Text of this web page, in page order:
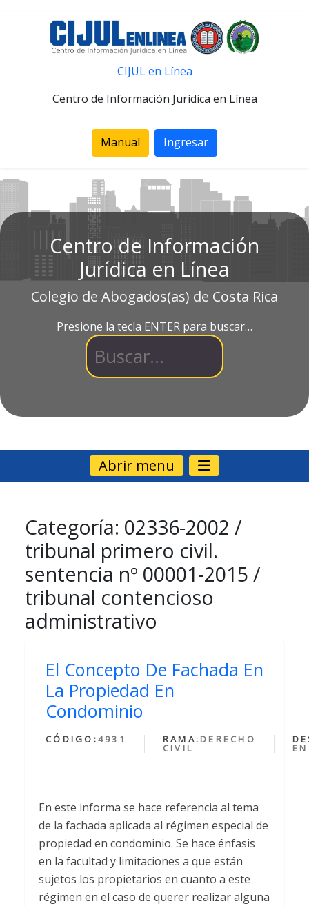
CIJUL en Línea
Centro de Información Jurídica en Línea
Manual Ingresar
Centro de Información
Jurídica en Línea
Colegio de Abogados(as) de Costa Rica
Presione la tecla ENTER para buscar…
Abrir menu
Categoría: 02336-2002 /
tribunal primero civil.
sentencia nº 00001-2015 /
tribunal contencioso
administrativo
El Concepto De Fachada En
La Propiedad En
Condominio
CÓDIGO:4931 RAMA: DERECHO
CIVIL
En este informa se hace referencia al tema
de la fachada aplicada al régimen especial de
propiedad en condominio. Se hace énfasis
en la facultad y limitaciones a que están
sujetos los propietarios en cuanto a este
régimen en el caso de querer realizar alguna